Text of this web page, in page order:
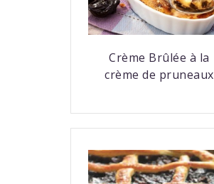
Crème Brûlée à la
crème de pruneaux